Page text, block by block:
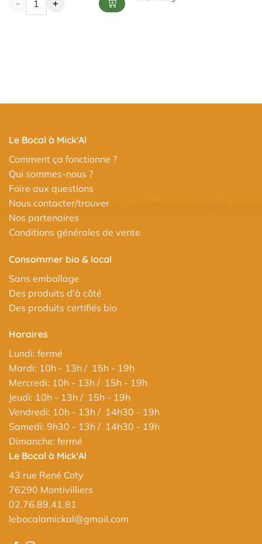
- +
Le Bocal à Mick'Al
Comment ça fonctionne ?
Qui sommes-nous ?
Foire aux questions
Nous contacter/trouver
Nos partenaires
Conditions générales de vente
Consommer bio & local
Sans emballage
Des produits d'à côté
Des produits certifiés bio
Horaires
Lundi: fermé
Mardi: 10h - 13h / 15h - 19h
Mercredi: 10h - 13h / 15h - 19h
Jeudi: 10h - 13h / 15h - 19h
Vendredi: 10h - 13h / 14h30 - 19h
Samedi: 9h30 - 13h / 14h30 - 19h
Dimanche: fermé
Le Bocal à Mick'Al
43 rue René Coty
76290 Montivilliers
02.76.89.41.81
lebocalamickal@gmail.com